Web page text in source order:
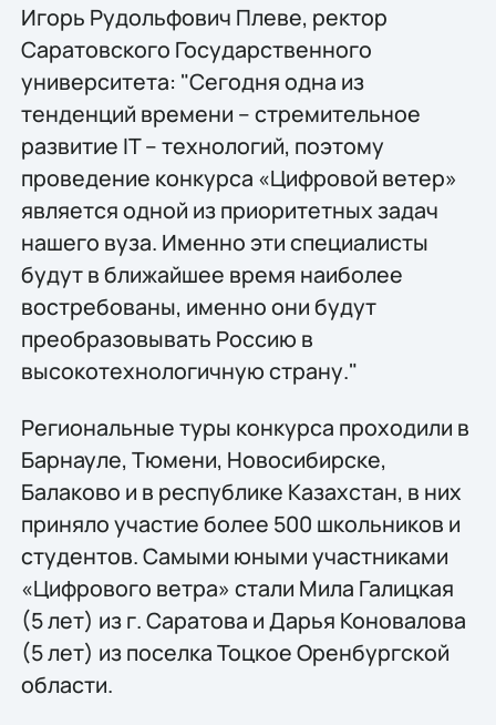
Игорь Рудольфович Плеве, ректор
Саратовского Государственного
университета: "Сегодня одна из
тенденций времени – стремительное
развитие IT – технологий, поэтому
проведение конкурса «Цифровой ветер»
является одной из приоритетных задач
нашего вуза. Именно эти специалисты
будут в ближайшее время наиболее
востребованы, именно они будут
преобразовывать Россию в
высокотехнологичную страну."
Региональные туры конкурса проходили в
Барнауле, Тюмени, Новосибирске,
Балаково и в республике Казахстан, в них
приняло участие более 500 школьников и
студентов. Самыми юными участниками
«Цифрового ветра» стали Мила Галицкая
(5 лет) из г. Саратова и Дарья Коновалова
(5 лет) из поселка Тоцкое Оренбургской
области.